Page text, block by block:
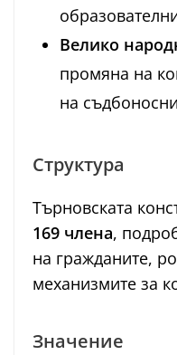
Велико
промяна на
на
Структура
Търновската
169 члена,
на гражданите,
механизмите за
Значение